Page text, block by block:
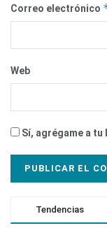
Correo electrónico
Web
Sí, agrégame a
Tendencias